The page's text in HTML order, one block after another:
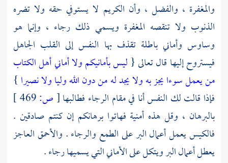
والمغفرة ، والفضل ، وأن الكريم لا يستوفي حقه ولا تضره
الذنوب ولا تنقصه المغفرة ويسمي ذلك رجاء ، وإنما هو
وساوس وأماني باطلة تقذف بها النفس إلى القلب الجاهل
فيستروح إليها قال تعالى { ليس بأمانيكم ولا أمانيأهل الكتاب
من يعمل سوءا يجز به ولا يجد له من دون الله وليا ولا نصيرا }
فإذا قالت لك النفس أنا في مقام الرجاء فطالبها[ص:
بالبرهان ، وقل هذه أمنية فهاتوا برهانكم إن كنتم صادقين .
فالكيس يعمل أعمال البر على الطمع والرجاء . والأحمق العاجز
يعطل أعمال البر ويتكل على الأماني التي يسميها رجاء .